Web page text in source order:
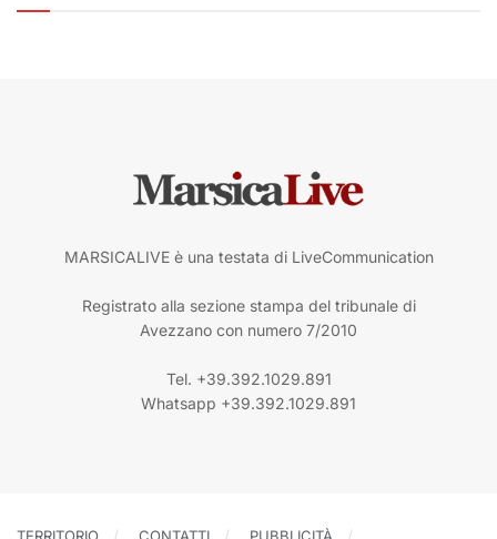
MARSICALIVE è una testata di LiveCommunication
Registrato alla sezione stampa del tribunale di
Avezzano con numero 7/2010
Tel. +39.392.1029.891
Whatsapp +39.392.1029.891